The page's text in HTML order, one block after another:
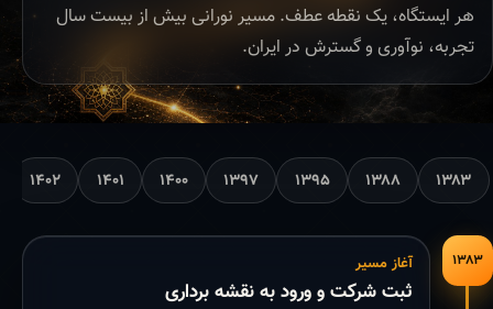
هر ایستگاه، یک نقطه عطف. مسیر نورانی بیش از بیست سال
تجربه، نوآوری و گسترش در ایران.
۱۳۸۳ ۱۳۸۸ ۱۳۹۵ ۱۳۹۷ ۱۴۰۰ ۱۴۰۱ ۱۴۰۲
۱۳۸۳ آغاز مسیر
ثبت شرکت و ورود به نقشه برداری